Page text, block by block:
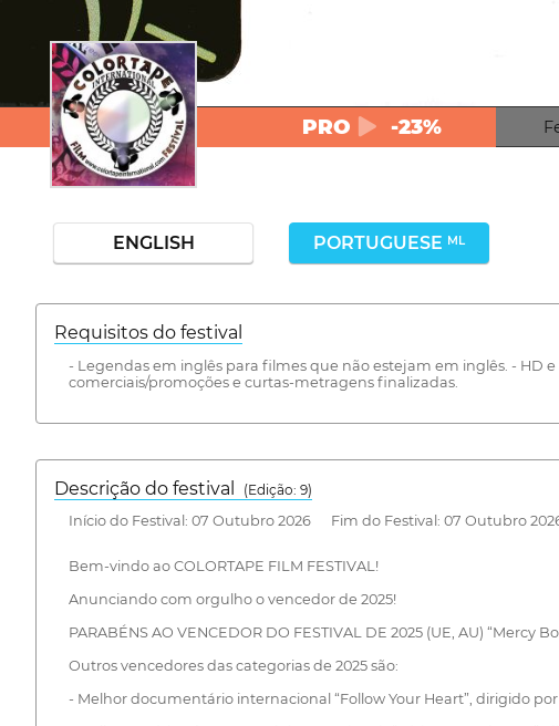
PRO -23%
ENGLISH PORTUGUESE ML
Requisitos do festival
- Legendas em inglês para filmes que não estejam em inglês. - HD
comerciais/promoções e curtas-metragens finalizadas.
Descrição do festival
(Edição: 9)
Início do Festival: 07 Outubro 2026 Fim do Festival: 07 Outubro
Bem-vindo ao COLORTAPE FILM FESTIVAL!
Anunciando com orgulho o vencedor de 2025!
PARABÉNS AO VENCEDOR DO FESTIVAL DE 2025 (UE, AU) “Mercy
Outros vencedores das categorias de 2025 são:
- Melhor documentário internacional “Follow Your Heart”, dirigido